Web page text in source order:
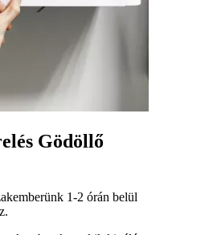
Gödöllő
1-2 órán belül